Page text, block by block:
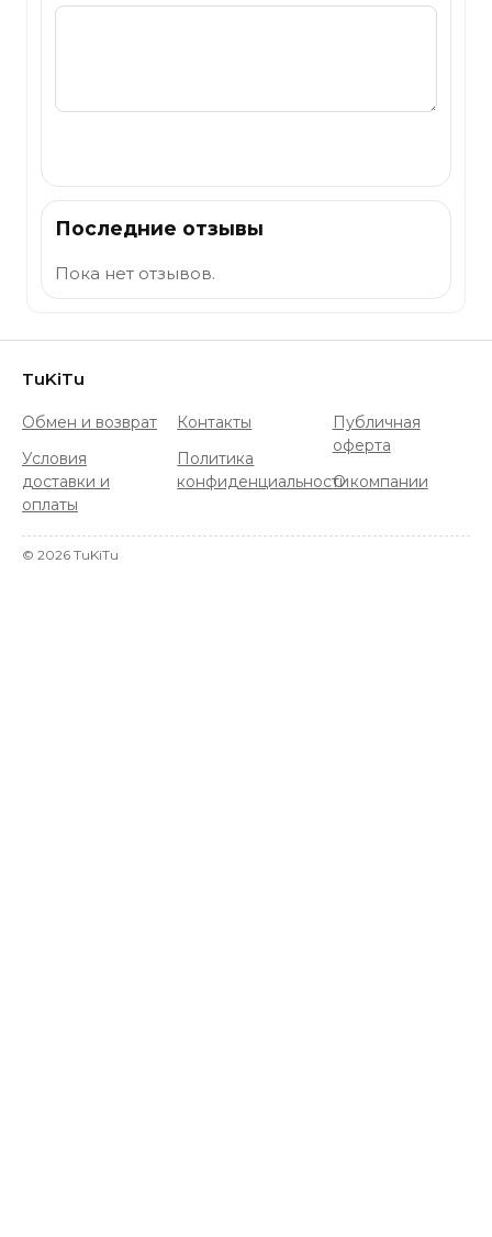
Последние отзывы
Пока нет отзывов.
TuKiTu
Обмен и возврат
Условия
доставки и
оплаты
Контакты
Политика
конфиденциальности
Публичная
оферта
О компании
© 2026 TuKiTu